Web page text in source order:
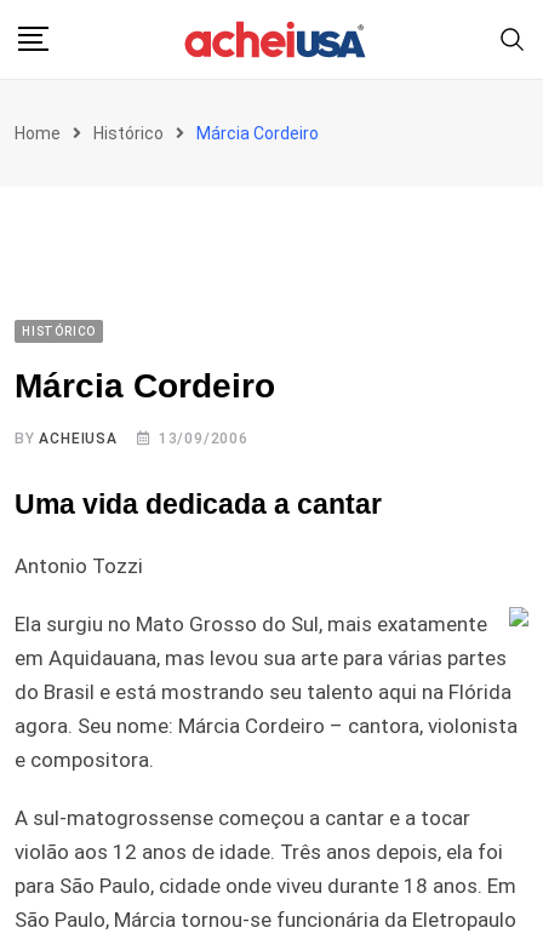
Home Histórico Márcia Cordeiro
HISTÓRICO
Márcia Cordeiro
BYACHEIUSA 13/09/2006
Uma vida dedicada a cantar
Antonio Tozzi
Ela surgiu no Mato Grosso do Sul, mais exatamente
em Aquidauana, mas levou sua arte para várias partes
do Brasil e está mostrando seu talento aqui na Flórida
agora. Seu nome: Márcia Cordeiro – cantora, violonista
e compositora.
A sul-matogrossense começou a cantar e a tocar
violão aos 12 anos de idade. Três anos depois, ela foi
para São Paulo, cidade onde viveu durante 18 anos. Em
São Paulo, Márcia tornou-se funcionária da Eletropaulo